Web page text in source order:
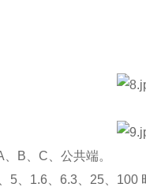
B、C、公共端。
、1.6、6.3、25、100